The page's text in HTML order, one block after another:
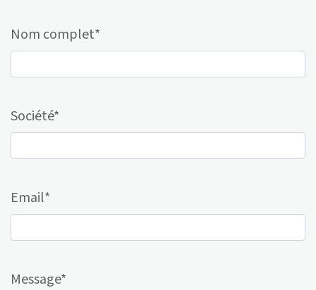
Nom complet*
Société*
Email*
Message*